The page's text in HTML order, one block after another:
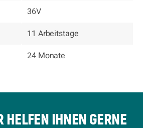
36V
11 Arbeitstage
24 Monate
HELFEN IHNEN GERNE